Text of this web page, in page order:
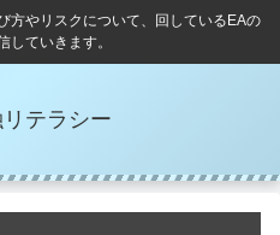
方やリスクについて、回しているEAの
していきます。
テラシー